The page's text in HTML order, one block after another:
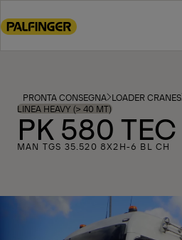
to
footer
content
PRONTA CONSEGNA LOADER CRANES
LINEA HEAVY (> 40 MT)
PK 580 TEC
MAN TGS 35.520 8X2H-6 BL CH